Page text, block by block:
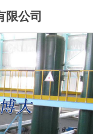
限公司